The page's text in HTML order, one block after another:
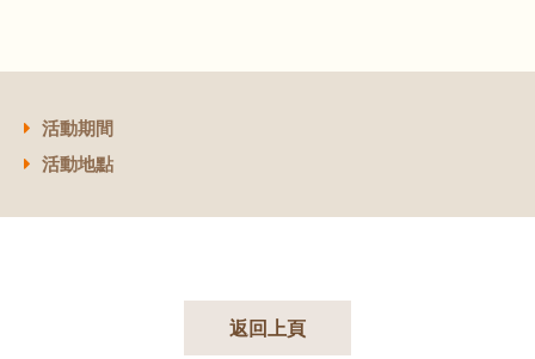
活動期間
活動地點
返回上頁